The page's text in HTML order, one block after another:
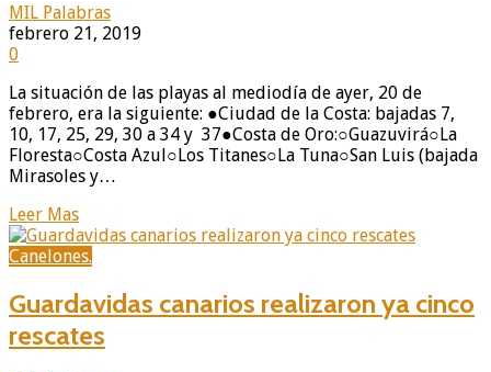
MIL Palabras
febrero 21, 2019
0
La situación de las playas al mediodía de ayer, 20 de
febrero, era la siguiente: ●Ciudad de la Costa: bajadas 7,
10, 17, 25, 29, 30 a 34 y 37●Costa de Oro:○Guazuvirá○La
Floresta○Costa Azul○Los Titanes○La Tuna○San Luis (bajada
Mirasoles y…
Leer Mas
Canelones.
Guardavidas canarios realizaron ya cinco
rescates